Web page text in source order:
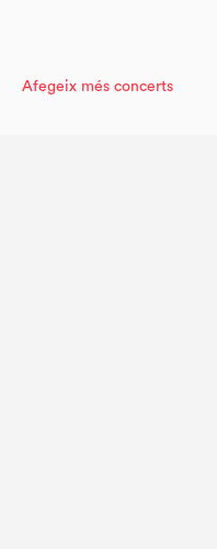
Afegeix més concerts